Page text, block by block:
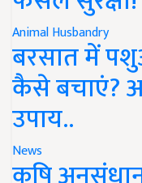
Animal Husbandry
बरसात में
कैसे बचाएं?
उपाय..
News